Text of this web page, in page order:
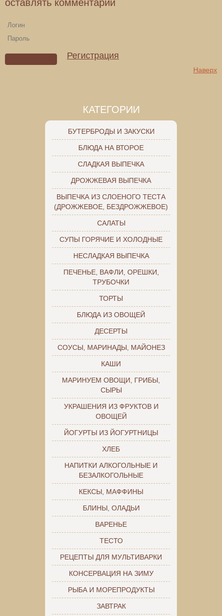
оставлять комментарии
Регистрация
Наверх
КАТЕГОРИИ
БУТЕРБРОДЫ И ЗАКУСКИ
БЛЮДА НА ВТОРОЕ
СЛАДКАЯ ВЫПЕЧКА
ДРОЖЖЕВАЯ ВЫПЕЧКА
ВЫПЕЧКА ИЗ СЛОЕНОГО ТЕСТА
(ДРОЖЖЕВОЕ, БЕЗДРОЖЖЕВОЕ)
САЛАТЫ
СУПЫ ГОРЯЧИЕ И ХОЛОДНЫЕ
НЕСЛАДКАЯ ВЫПЕЧКА
ПЕЧЕНЬЕ, ВАФЛИ, ОРЕШКИ,
ТРУБОЧКИ
ТОРТЫ
БЛЮДА ИЗ ОВОЩЕЙ
ДЕСЕРТЫ
СОУСЫ, МАРИНАДЫ, МАЙОНЕЗ
КАШИ
МАРИНУЕМ ОВОЩИ, ГРИБЫ,
СЫРЫ
УКРАШЕНИЯ ИЗ ФРУКТОВ И
ОВОЩЕЙ
ЙОГУРТЫ ИЗ ЙОГУРТНИЦЫ
ХЛЕБ
НАПИТКИ АЛКОГОЛЬНЫЕ И
БЕЗАЛКОГОЛЬНЫЕ
КЕКСЫ, МАФФИНЫ
БЛИНЫ, ОЛАДЬИ
ВАРЕНЬЕ
ТЕСТО
РЕЦЕПТЫ ДЛЯ МУЛЬТИВАРКИ
КОНСЕРВАЦИЯ НА ЗИМУ
РЫБА И МОРЕПРОДУКТЫ
ЗАВТРАК